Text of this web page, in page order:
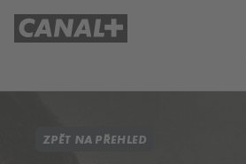
ZPĚT NA PŘEHLED